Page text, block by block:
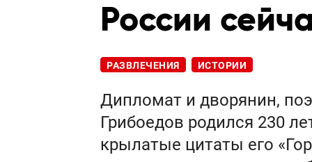
России
РАЗВЛЕЧЕНИЯ ИСТОРИИ
Дипломат и дворянин,
Грибоедов родился 230
крылатые цитаты его